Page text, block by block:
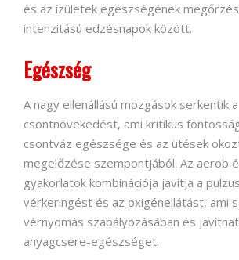
és az ízületek egészségének
intenzitású edzésnapok között.
Egészség
A nagy ellenállású mozgások serkentik a
csontnövekedést, ami kritikus
csontváz egészsége és az ütések
megelőzése szempontjából. Az aerob
gyakorlatok kombinációja javítja a
vérkeringést és az oxigénellátást, ami
vérnyomás szabályozásában és
anyagcsere-egészséget.